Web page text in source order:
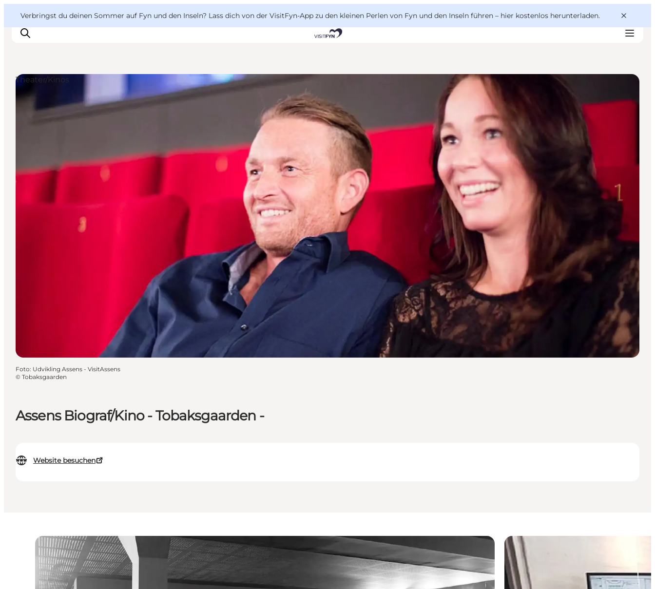
Verbringst du deinen Sommer auf Fyn und den Inseln? Lass dich von der VisitFyn-App zu den kleinen Perlen von Fyn und den Inseln führen – hier kostenlos herunterladen.
Reise Ideen
Outdoor & bike
VisitFyn
Deutsch
Assens Biograf/Kino - Tobaksgaarden -
Website besuchen
Theater/Kinos
Foto: Udvikling Assens - VisitAssens
© Tobaksgaarden